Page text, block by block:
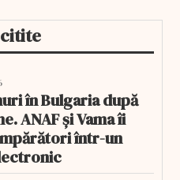
în Bulgaria după
ANAF și Vama îi
într-un